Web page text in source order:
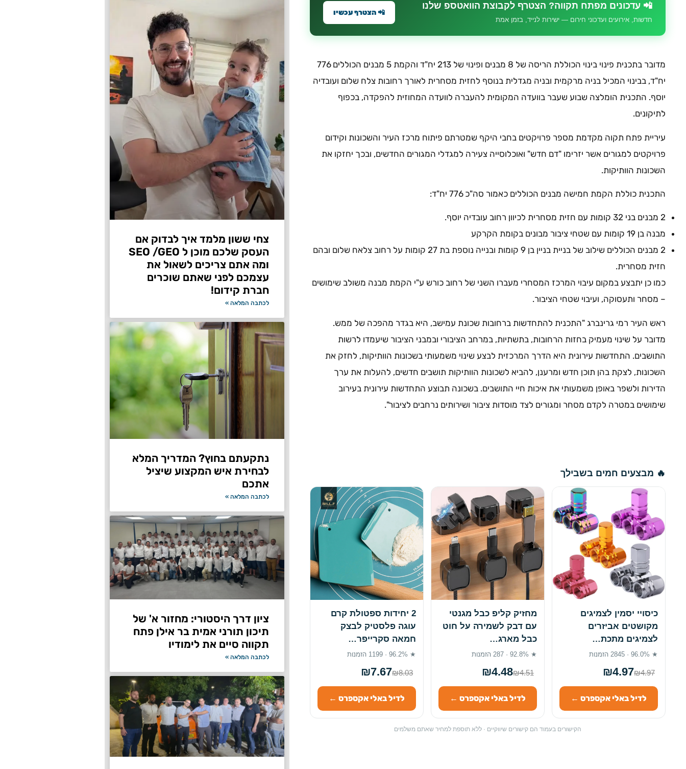
📲 עדכונים מפתח תקווה? הצטרף לקבוצת הוואטספ שלנו
חדשות, אירועים ועדכוני חירום — ישירות לנייד, בזמן אמת
📲 הצטרף עכשיו
מדובר בתכנית פינוי בינוי הכוללת הריסה של 8 מבנים ופינוי של 213 יח"ד והקמת 5 מבנים הכוללים 776
יח"ד, בבינוי המכיל בניה מרקמית ובניה מגדלית בנוסף לחזית מסחרית לאורך רחובות צלח שלום ועובדיה
יוסף. התכנית הומלצה שבוע שעבר בוועדה המקומית להעברה לוועדה המחוזית להפקדה, בכפוף
לתיקונים.
עיריית פתח תקוה מקדמת מספר פרויקטים בחבי היקף שמטרתם פיתוח מרכז העיר והשכונות וקידום
פרויקטים למגורים אשר יזרימו "דם חדש" ואוכלוסייה צעירה למגדלי המגורים החדשים, ובכך יחזקו את
השכונות הוותיקות.
התכנית כוללת הקמת חמישה מבנים הכוללים כאמור סה"כ 776 יח"ד:
2 מבנים בני 32 קומות עם חזית מסחרית לכיוון רחוב עובדיה יוסף.
מבנה בן 19 קומות עם שטחי ציבור מבונים בקומת הקרקע
2 מבנים הכוללים שילוב של בניית בניין בן 9 קומות ובנייה נוספת בת 27 קומות על רחוב צלאח שלום ובהם
חזית מסחרית.
כמו כן יתבצע במקום עיבוי המרכז המסחרי מעברו השני של רחוב כורש ע"י הקמת מבנה משולב שימושים
– מסחר ותעסוקה, ועיבוי שטחי הציבור.
ראש העיר רמי גרינברג "התכנית להתחדשות ברחובות שכונת עמישב, היא בגדר מהפכה של ממש.
מדובר על שינוי מעמיק בחזות הרחובות, בתשתיות, במרחב הציבורי ובמבני הציבור שיעמדו לרשות
התושבים. התחדשות עירונית היא הדרך המרכזית לבצע שינוי משמעותי בשכונות הוותיקות, לחזק את
השכונות, לצקת בהן תוכן חדש ומרענן, להביא לשכונות הוותיקות תושבים חדשים, להעלות את ערך
הדירות ולשפר באופן משמעותי את איכות חיי התושבים. בשכונה תבוצע התחדשות עירונית בעירוב
שימושים במטרה לקדם מסחר ומגורים לצד מוסדות ציבור ושירותים נרחבים לציבור".
🔥 מבצעים חמים בשבילך
כיסויי יסמין לצמיגים
מקושטים אביזרים
לצמיגים מתכת…
★ 96.0% · 2845 הזמנות
₪4.97₪4.97
לדיל באלי אקספרס ←
מחזיק קליפ כבל מגנטי
עם דבק לשמירה על חוט
כבל מארג…
★ 92.8% · 287 הזמנות
₪4.48₪4.51
לדיל באלי אקספרס ←
2 יחידות ספטולת קרם
עוגה פלסטיק לבצק
חמאה סקרייפר…
★ 96.2% · 1199 הזמנות
₪7.67₪8.03
לדיל באלי אקספרס ←
הקישורים בעמוד הם קישורים שיווקיים · ללא תוספת למחיר שאתם משלמים
צחי ששון מלמד איך לבדוק אם
העסק שלכם מוכן ל SEO /GEO
ומה אתם צריכים לשאול את
עצמכם לפני שאתם שוכרים
חברת קידום!
לכתבה המלאה »
נתקעתם בחוץ? המדריך המלא
לבחירת איש המקצוע שיציל
אתכם
לכתבה המלאה »
ציון דרך היסטורי: מחזור א' של
תיכון תורני אמית בר אילן פתח
תקווה סיים את לימודיו
לכתבה המלאה »